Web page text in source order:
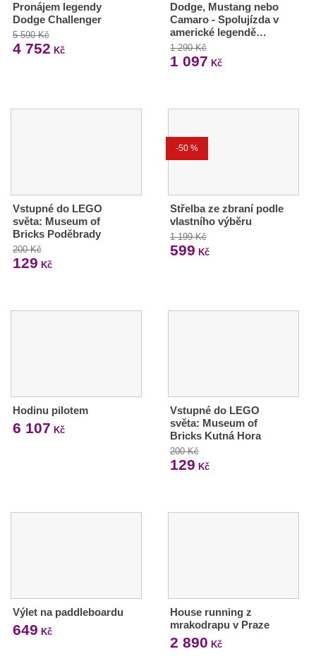
Pronájem legendy
Dodge Challenger
5 590 Kč
4 752 Kč
Dodge, Mustang nebo
Camaro - Spolujízda v
americké legendě…
1 290 Kč
1 097 Kč
Vstupné do LEGO
světa: Museum of
Bricks Poděbrady
200 Kč
129 Kč
-50 %
Střelba ze zbraní podle
vlastního výběru
1 199 Kč
599 Kč
Hodinu pilotem
6 107 Kč
Vstupné do LEGO
světa: Museum of
Bricks Kutná Hora
200 Kč
129 Kč
Výlet na paddleboardu
649 Kč
House running z
mrakodrapu v Praze
2 890 Kč